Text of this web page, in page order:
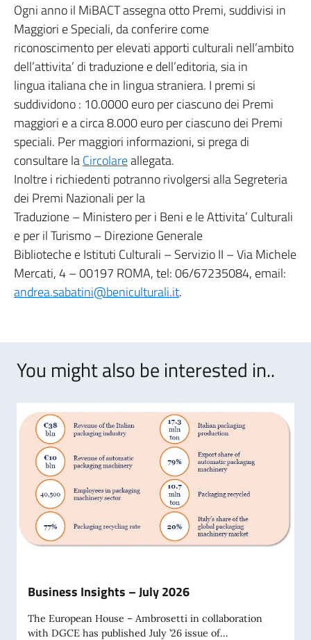
Ogni anno il MiBACT assegna otto Premi, suddivisi in
Maggiori e Speciali, da conferire come
riconoscimento per elevati apporti culturali nell’ambito
dell’attivita’ di traduzione e dell’editoria, sia in
lingua italiana che in lingua straniera. I premi si
suddividono : 10.0000 euro per ciascuno dei Premi
maggiori e a circa 8.000 euro per ciascuno dei Premi
speciali. Per maggiori informazioni, si prega di
consultare laCircolareallegata.
Inoltre i richiedenti potranno rivolgersi alla Segreteria
dei Premi Nazionali per la
Traduzione – Ministero per i Beni e le Attivita’ Culturali
e per il Turismo – Direzione Generale
Biblioteche e Istituti Culturali – Servizio II – Via Michele
Mercati, 4 – 00197 ROMA, tel: 06/67235084, email:
andrea.sabatini@beniculturali.it.
You might also be interested in..
Business Insights – July 2026
The European House – Ambrosetti in collaboration
with DGCE has published July ’26 issue of...